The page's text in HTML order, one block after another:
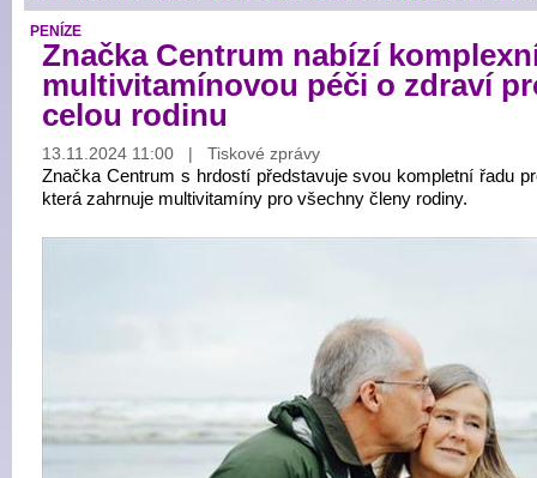
PENÍZE
Značka Centrum nabízí
multivitamínovou péči o zdraví
celou rodinu
13.11.2024 11:00 | Tiskové zprávy
Značka Centrum s hrdostí představuje svou kompletní řadu
která zahrnuje multivitamíny pro všechny členy rodiny.